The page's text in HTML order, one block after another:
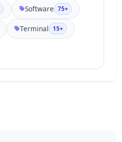
Software 75+
Terminal 15+